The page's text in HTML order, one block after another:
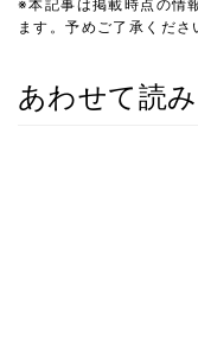
※本記事は掲載時点の情
ます。予めご了承くださ
あわせて読